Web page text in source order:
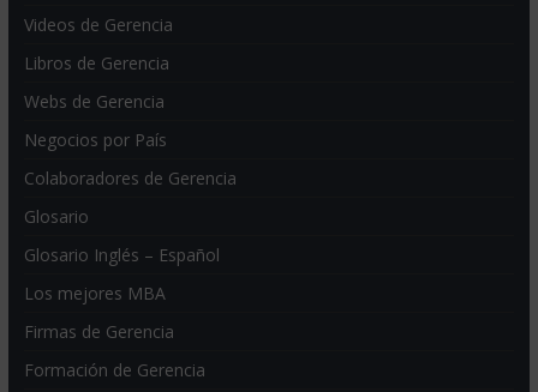
Videos de Gerencia
Libros de Gerencia
Webs de Gerencia
Negocios por País
Colaboradores de Gerencia
Glosario
Glosario Inglés – Español
Los mejores MBA
Firmas de Gerencia
Formación de Gerencia